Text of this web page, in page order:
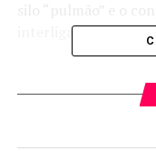
interligado à
empresa, antes da